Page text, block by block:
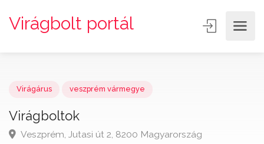
Virágbolt portál
Virágboltok